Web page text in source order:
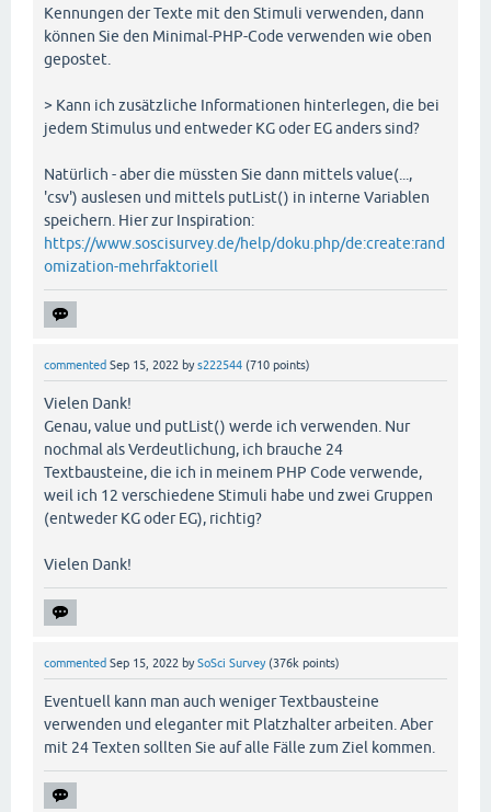
Kennungen der Texte mit den Stimuli verwenden, dann
können Sie den Minimal-PHP-Code verwenden wie oben
gepostet.
> Kann ich zusätzliche Informationen hinterlegen, die bei
jedem Stimulus und entweder KG oder EG anders sind?
Natürlich - aber die müssten Sie dann mittels value(...,
'csv') auslesen und mittels putList() in interne Variablen
speichern. Hier zur Inspiration:
https://www.soscisurvey.de/help/doku.php/de:create:rand
omization-mehrfaktoriell
commented Sep 15, 2022 bys222544 (710 points)
Vielen Dank!
Genau, value und putList() werde ich verwenden. Nur
nochmal als Verdeutlichung, ich brauche 24
Textbausteine, die ich in meinem PHP Code verwende,
weil ich 12 verschiedene Stimuli habe und zwei Gruppen
(entweder KG oder EG), richtig?
Vielen Dank!
commented Sep 15, 2022 bySoSci Survey (376k points)
Eventuell kann man auch weniger Textbausteine
verwenden und eleganter mit Platzhalter arbeiten. Aber
mit 24 Texten sollten Sie auf alle Fälle zum Ziel kommen.